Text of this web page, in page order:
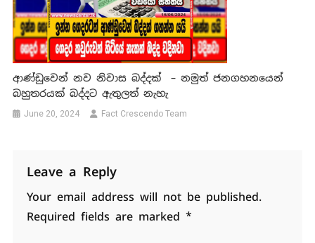
ආණ්ඩුවෙන් නව නිවාස බද්දක් – නමුත් ජනගහනයෙන්
බහුතරයක් බද්දට ඇතුලත් නැහැ
June 20, 2024 Fact Crescendo Team
Leave a Reply
Your email address will not be published.
Required fields are marked *